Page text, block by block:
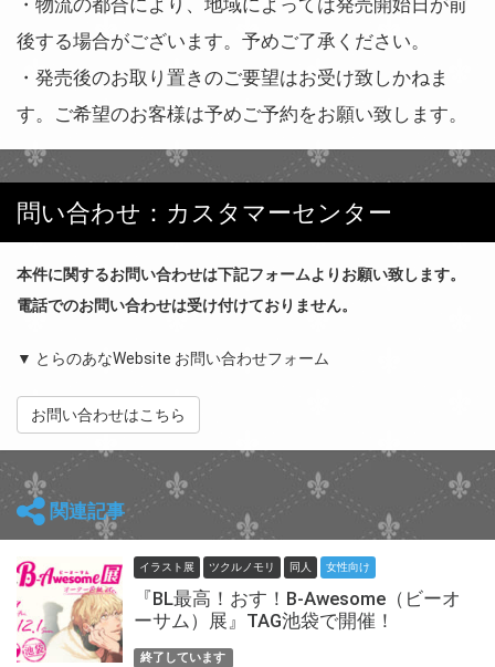
後する場合がございます。予めご了承ください。
・発売後のお取り置きのご要望はお受け致しかねま
す。ご希望のお客様は予めご予約をお願い致します。
問い合わせ：カスタマーセンター
本件に関するお問い合わせは下記フォームよりお願い致します。
電話でのお問い合わせは受け付けておりません。
▼ とらのあなWebsite お問い合わせフォーム
お問い合わせはこちら
関連記事
イラスト展 ツクルノモリ 同人 女性向け
『BL最高！おす！B-Awesome（ビーオ
ーサム）展』TAG池袋で開催！
終了しています